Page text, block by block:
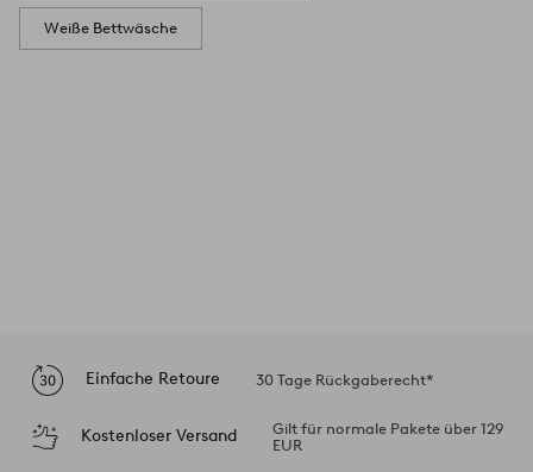
Weiße Bettwäsche
Einfache Retoure 30 Tage Rückgaberecht*
Kostenloser Versand
Gilt für normale Pakete über 129
EUR